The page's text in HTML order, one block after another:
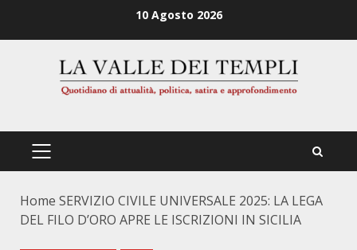
10 Agosto 2026
PRIMÄRES
Home SERVIZIO CIVILE UNIVERSALE 2025: LA LEGA
DEL FILO D’ORO APRE LE ISCRIZIONI IN SICILIA